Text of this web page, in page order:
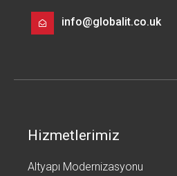
info@globalit.co.uk
Hizmetlerimiz
Altyapı Modernizasyonu